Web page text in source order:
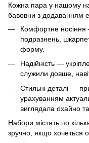
Кожна пара у нашому
бавовни з додаванням
Комфортне носіння
подразнень,
форму.
Надійність —
служили довше,
Стильні деталі —
урахуванням
виглядала охайно
Набори містять по
зручно, якщо хочеться